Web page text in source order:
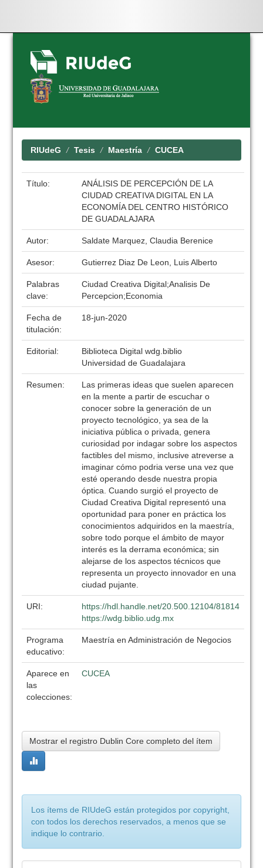
Skip
navigation
RIUdeG Tesis Maestría CUCEA
Título:
ANÁLISIS DE PERCEPCIÓN DE LA
CIUDAD CREATIVA DIGITAL EN LA
ECONOMÍA DEL CENTRO HISTÓRICO
DE GUADALAJARA
Autor: Saldate Marquez, Claudia Berenice
Asesor: Gutierrez Diaz De Leon, Luis Alberto
Palabras
clave:
Ciudad Creativa Digital;Analisis De
Percepcion;Economia
Fecha de
titulación:
18-jun-2020
Editorial:
Biblioteca Digital wdg.biblio
Universidad de Guadalajara
Resumen:
Las primeras ideas que suelen aparecen
en la mente a partir de escuchar o
conocer sobre la generación de un
proyecto tecnológico, ya sea de la
iniciativa pública o privada, genera
curiosidad por indagar sobre los aspectos
factibles del mismo, inclusive atreverse a
imaginar cómo podria verse una vez que
esté operando desde nuestra propia
óptica. Cuando surgió el proyecto de
Ciudad Creativa Digital representó una
oportunidad para poner en práctica los
conocimientos adquiridos en la maestría,
sobre todo porque el ámbito de mayor
interés es la derrama económica; sin
alejarse de los aspectos técnicos que
representa un proyecto innovador en una
ciudad pujante.
URI:
https://hdl.handle.net/20.500.12104/81814
https://wdg.biblio.udg.mx
Programa
educativo:
Maestría en Administración de Negocios
Aparece en
las
colecciones:
CUCEA
Mostrar el registro Dublin Core completo del ítem
Los ítems de RIUdeG están protegidos por copyright,
con todos los derechos reservados, a menos que se
indique lo contrario.